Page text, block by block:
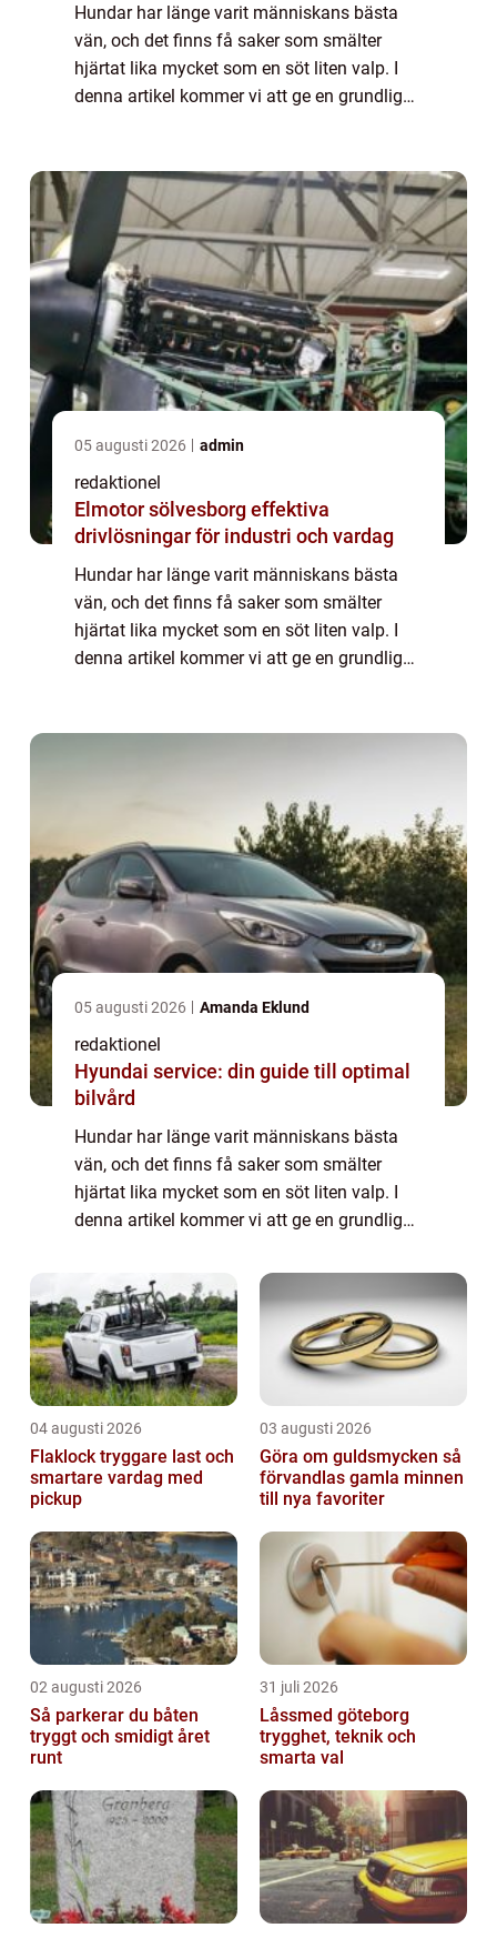
Hundar har länge varit människans bästa
vän, och det finns få saker som smälter
hjärtat lika mycket som en söt liten valp. I
denna artikel kommer vi att ge en grundlig
05 augusti 2026 admin
redaktionel
Elmotor sölvesborg effektiva
drivlösningar för industri och vardag
Hundar har länge varit människans bästa
vän, och det finns få saker som smälter
hjärtat lika mycket som en söt liten valp. I
denna artikel kommer vi att ge en grundlig
05 augusti 2026 Amanda Eklund
redaktionel
Hyundai service: din guide till optimal
bilvård
Hundar har länge varit människans bästa
vän, och det finns få saker som smälter
hjärtat lika mycket som en söt liten valp. I
denna artikel kommer vi att ge en grundlig
utforska olika aspekter av...
04 augusti 2026
Flaklock tryggare last och
smartare vardag med
pickup
03 augusti 2026
Göra om guldsmycken så
förvandlas gamla minnen
till nya favoriter
02 augusti 2026
Så parkerar du båten
tryggt och smidigt året
runt
31 juli 2026
Låssmed göteborg
trygghet, teknik och
smarta val